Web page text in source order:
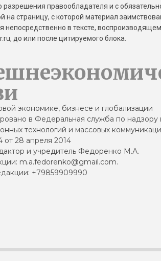
разрешения правообладателя и с
на страницу, с которой материал
непосредственно в тексте,
до или после цитируемого блока.
экономике, бизнесе и глобализации
в Федеральная служба по надзору
технологий и массовых
от 28 апреля 2014
и учредитель Федоренко М.А.
m.a.fedorenko@gmail.com.
+79859909990